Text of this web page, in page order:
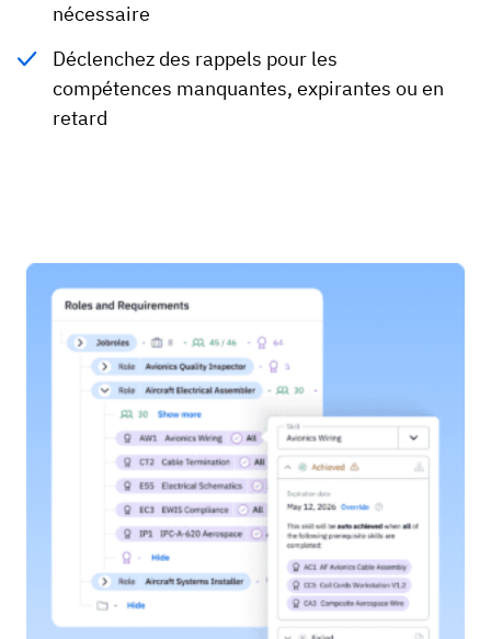
nécessaire
Déclenchez des rappels pour les
compétences manquantes, expirantes ou en
retard